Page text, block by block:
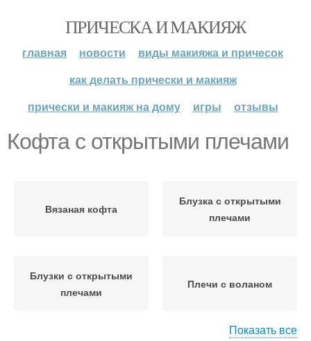
ПРИЧЕСКА И МАКИЯЖ
главная новости
виды макияжа и причесок
как делать прически и макияж
прически и макияж на дому
игры отзывы
Кофта с открытыми плечами
Вязаная кофта
Блузка с открытыми
плечами
Блузки с открытыми
плечами
Плечи с воланом
Показать все